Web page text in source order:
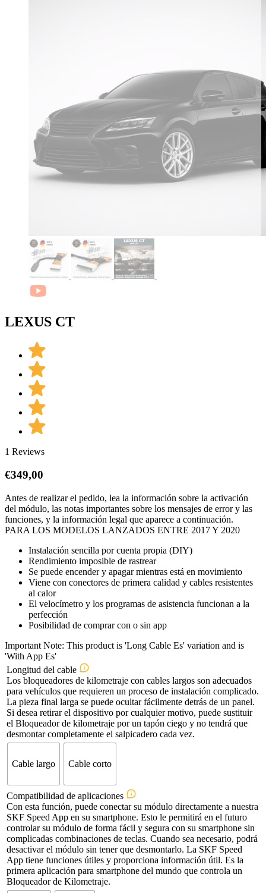
LEXUS CT
1 Reviews
€349,00
Antes de realizar el pedido, lea la información sobre la activación
del módulo, las notas importantes sobre los mensajes de error y las
funciones, y la información legal que aparece a continuación.
PARA LOS MODELOS LANZADOS ENTRE 2017 Y 2020
Instalación sencilla por cuenta propia (DIY)
Rendimiento imposible de rastrear
Se puede encender y apagar mientras está en movimiento
Viene con conectores de primera calidad y cables resistentes
al calor
El velocímetro y los programas de asistencia funcionan a la
perfección
Posibilidad de comprar con o sin app
Important Note: This product is 'Long Cable Es' variation and is
'With App Es'
Longitud del cable
Los bloqueadores de kilometraje con cables largos son adecuados
para vehículos que requieren un proceso de instalación complicado.
La pieza final larga se puede ocultar fácilmente detrás de un panel.
Si desea retirar el dispositivo por cualquier motivo, puede sustituir
el Bloqueador de kilometraje por un tapón ciego y no tendrá que
desmontar completamente el salpicadero cada vez.
Cable largo Cable corto
Compatibilidad de aplicaciones
Con esta función, puede conectar su módulo directamente a nuestra
SKF Speed App en su smartphone. Esto le permitirá en el futuro
controlar su módulo de forma fácil y segura con su smartphone sin
complicadas combinaciones de teclas. Cuando sea necesario, podrá
desactivar el módulo sin tener que desmontarlo. La SKF Speed
App tiene funciones útiles y proporciona información útil. Es la
primera aplicación para smartphone del mundo que controla un
Bloqueador de Kilometraje.